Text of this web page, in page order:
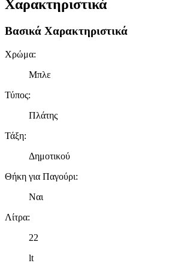
Χαρακτηριστικά
Βασικά Χαρακτηριστικά
Χρώμα:
Μπλε
Τύπος:
Πλάτης
Τάξη:
Δημοτικού
Θήκη για Παγούρι:
Ναι
Λίτρα:
22
lt